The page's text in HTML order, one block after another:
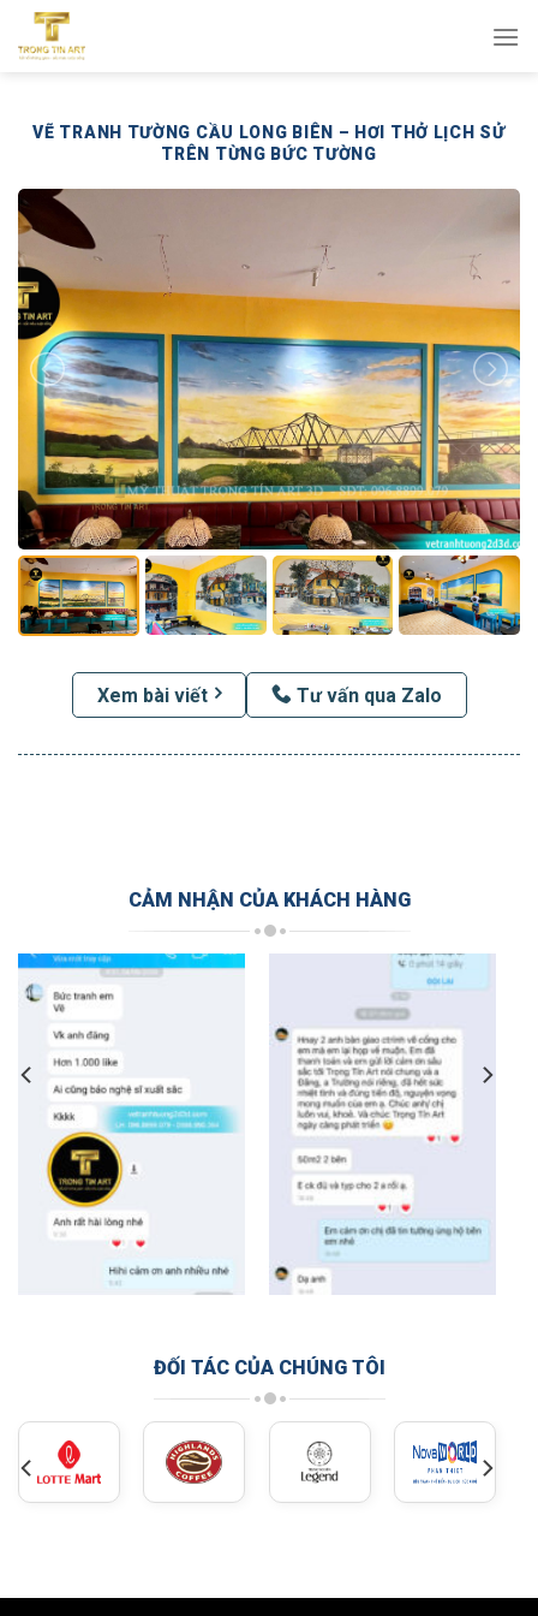
qua
VẼ TRANH TƯỜNG CẦU LONG BIÊN – HƠI THỞ LỊCH SỬ
TRÊN TỪNG BỨC TƯỜNG
Xem bài viết Tư vấn qua Zalo
CẢM NHẬN CỦA KHÁCH HÀNG
ĐỐI TÁC CỦA CHÚNG TÔI